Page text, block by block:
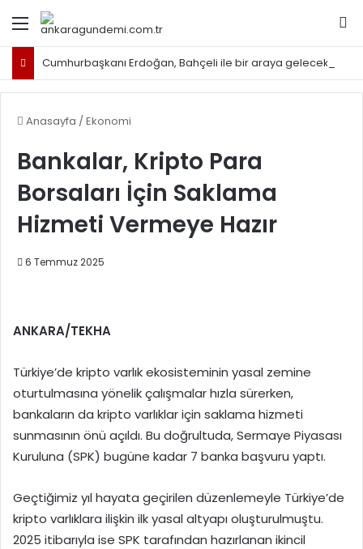
Menü
Cumhurbaşkanı Erdoğan, Bahçeli ile bir araya gelecek
Anasayfa /Ekonomi
Bankalar, Kripto Para
Borsaları İçin Saklama
Hizmeti Vermeye Hazır
6 Temmuz 2025
ANKARA/TEKHA
Türkiye’de kripto varlık ekosisteminin yasal zemine
oturtulmasına yönelik çalışmalar hızla sürerken,
bankaların da kripto varlıklar için saklama hizmeti
sunmasının önü açıldı. Bu doğrultuda, Sermaye Piyasası
Kuruluna (SPK) bugüne kadar 7 banka başvuru yaptı.
Geçtiğimiz yıl hayata geçirilen düzenlemeyle Türkiye’de
kripto varlıklara ilişkin ilk yasal altyapı oluşturulmuştu.
2025 itibarıyla ise SPK tarafından hazırlanan ikincil